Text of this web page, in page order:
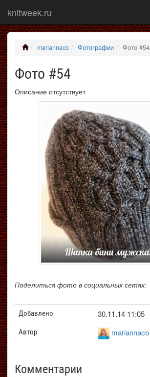
knitweek.ru
mariannaco Фотографии Фото #54
Фото #54
Описание отсутствует
Поделиться фото в социальных сетях:
Добавлено 30.11.14 11:05
Автор mariannaco
Комментарии